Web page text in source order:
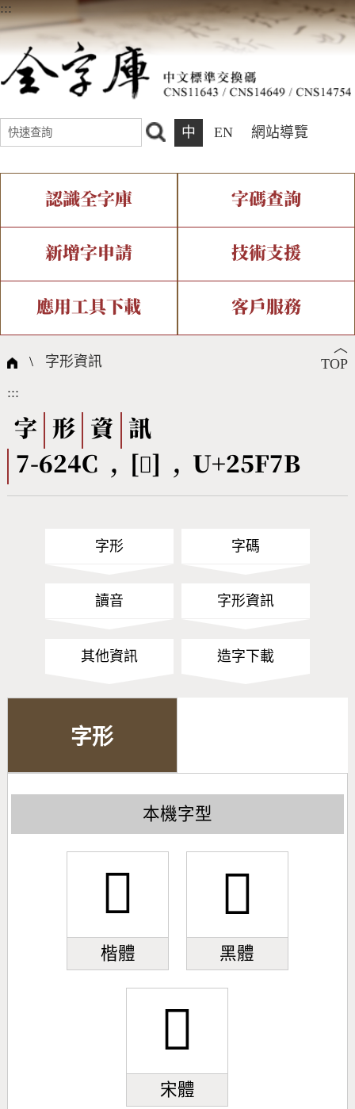
:::
中 EN 網站導覽
認識全字庫
全字庫介紹 全字庫現況
中文碼介紹 專有名詞介紹
國際字碼相關組織
字碼查詢
IDS查詢 部件查詢
複合查詢 注音查詢
筆畫查詢
筆順序查詢
CNS查詢 Unicode查詢
新增字申請
新字申請處理流程
技術支援
字形即時顯示 造字解決方案
全字庫授權 轉碼Web Service
應用工具下載
個人電腦造字處理工具
字形下載
客戶服務
問題集
熱門查詢統計
︿
TOP
\ 字形資訊
:::
字 形 資
訊
7-624C , [𥽻] , U+25F7B
字形 字碼
讀音 字形資訊
其他資訊 造字下載
字形
本機字型
𥽻
楷體
𥽻
黑體
𥽻
宋體